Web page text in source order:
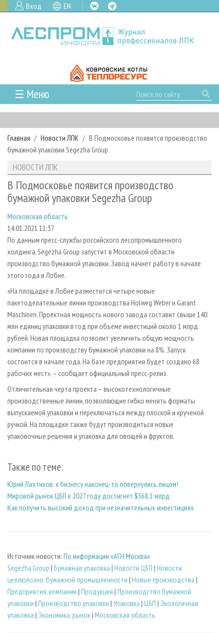
Вход EN
☰ Меню
ГЛАВНАЯ
РУБРИКИ И ТЕМЫ
РУБРИКИ ЖУРНАЛА
ЛЕСОЗАГОТОВКА
ЛЕСОПИЛЕНИЕ
СУШКА ДРЕВЕСИНЫ
ПРОИЗВОДСТВО ДРЕВЕСНЫХ ПЛИТ
ДЕРЕВЯННОЕ ДОМОСТРОЕНИЕ
ПРОИЗВОДСТВО МЕБЕЛИ
БИОЭНЕРГЕТИКА
ЦБП
ИНСТРУМЕНТ И МАТЕРИАЛЫ
НОВОСТИ
НОВОСТИ ЛПК
НОВОСТИ ЖУРНАЛА
ПРОЕКТЫ ЛПИ
АНАЛИТИКА
ПРЕДПРИЯТИЯ ЛПК
ПЕРСОНЫ
МОБИЛЬНЫЕ ВЫСТАВКИ
ОФИЦИАЛЬНЫЕ ДЕЛЕГАЦИИ
ПРИОРИТЕТНЫЕ ИНВЕСТПРОЕКТЫ
RUSSIAN FORESTRY REVIEW
ГАЗЕТА ЛЕСПРОМФОРУМ
БИБЛИОТЕКА СПЕЦИАЛИСТА
АРХИВ
АРХИВ ЖУРНАЛОВ
О ЖУРНАЛЕ
ПОДПИСКА
КОНТАКТЫ
РЕКЛАМОДАТЕЛЯМ
РЕКЛАМА
РЕКЛАМА НА САЙТЕ
Главная Новости ЛПК
В Подмосковье появится производство
бумажной упаковки Segezha Group
НОВОСТИ ЛПК
В Подмосковье появится производство
бумажной упаковки Segezha Group
Московская область
14.01.2021 11:37
По данным пресс-службы российского лесопромышленного
холдинга, Segezha Group запустит в Московской области
производство бумажной упаковки. Завод начнет работу в начале
этого года в Лобне.
«На площадке в Лобне разместится четыре новые
пакетоделательные линии производства Holweg Weber и Garant
Maschinen. Проектная мощность нового завода составит свыше 140
млн единиц упаковки в год при объеме инвестиций около 1 млрд
рублей. Новая площадка позволит увеличить общую мощность
компании по производству бумажной упаковки на 8%. Запуск
состоится в начале года. На базе предприятия будет создано 68
рабочих мест», – сообщает официальный пресс-релиз.
Отличительная черта проекта – высокотехнологичные
производственные линии, позволяющие гибко менять форматы
выпускаемой упаковки и переключаться между плоской и крученой
ручкой. На площадке также будут производиться новые
упаковочные решения и упаковка для овощей и фруктов.
Также по теме:
Юрий Лахтиков: к бизнесу наконец-то повернулись лицом!
Мировой рынок ЦБП к 2027 году достигнет $368,1 млрд
Как получить высокий доход при незначительных инвестициях
Источник новости: По информации «АГН Москва»
Segezha Group | Бумажная упаковка | Новости ЦБП | Новости
целлюлозно-бумажной промышленности | Новые производства |
Предприятия, компании | Продукция | Производство бумажной
упаковки | Производство упаковки | Упаковка | ЦБП | Экологичная
упаковка | Экономика, рынок| Московская область